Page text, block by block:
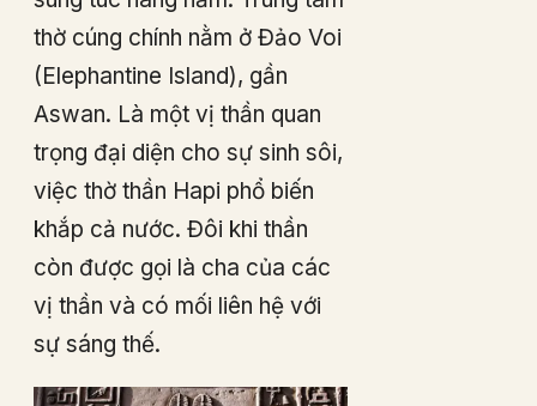
thờ cúng chính nằm ở Đảo Voi
(Elephantine Island), gần
Aswan. Là một vị thần quan
trọng đại diện cho sự sinh sôi,
việc thờ thần Hapi phổ biến
khắp cả nước. Đôi khi thần
còn được gọi là cha của các
vị thần và có mối liên hệ với
sự sáng thế.